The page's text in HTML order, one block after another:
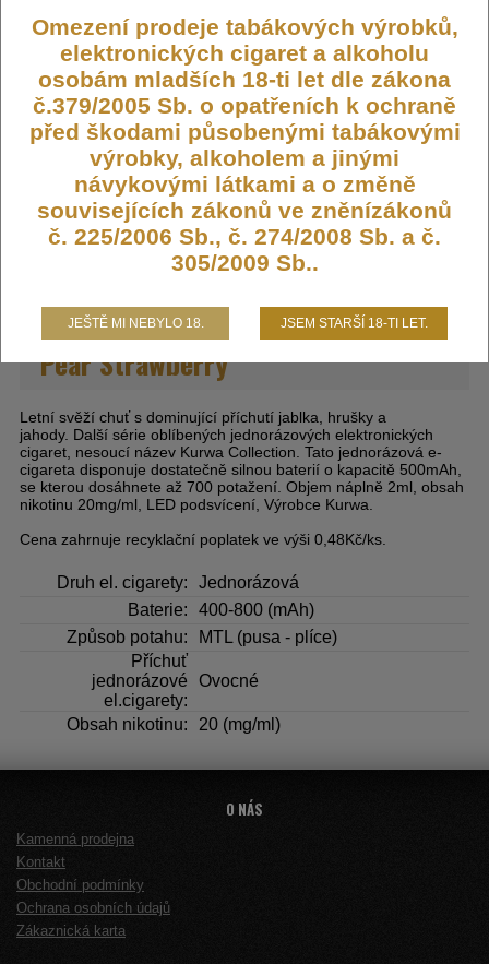
Kód:
KURW-APS
Dostupnost: Skladem
Počet ks:
4 ks
209,- KČ
DO KOŠÍKU
Kurwa Collection - 20mg - Apple
Pear Strawberry
Letní svěží chuť s dominující příchutí jablka, hrušky a
jahody. Další série oblíbených jednorázových elektronických
cigaret, nesoucí název Kurwa Collection. Tato jednorázová e-
cigareta disponuje dostatečně silnou baterií o kapacitě 500mAh,
se kterou dosáhnete až 700 potažení. Objem náplně 2ml, obsah
nikotinu 20mg/ml, LED podsvícení, Výrobce Kurwa.
Cena zahrnuje recyklační poplatek ve výši 0,48Kč/ks.
Druh el. cigarety:
Jednorázová
Baterie:
400-800 (mAh)
Způsob potahu:
MTL (pusa - plíce)
Příchuť
jednorázové
el.cigarety:
Ovocné
Obsah nikotinu: 20 (mg/ml)
O NÁS
Kamenná prodejna
Kontakt
Obchodní podmínky
Ochrana osobních údajů
Zákaznická karta
Omezení prodeje tabákových výrobků,
elektronických cigaret a alkoholu
osobám mladších 18-ti let dle zákona
č.379/2005 Sb. o opatřeních k ochraně
před škodami působenými tabákovými
výrobky, alkoholem a jinými
návykovými látkami a o změně
souvisejících zákonů ve zněnízákonů
č. 225/2006 Sb., č. 274/2008 Sb. a č.
305/2009 Sb..
JEŠTĚ MI NEBYLO 18. JSEM STARŠÍ 18-TI LET.